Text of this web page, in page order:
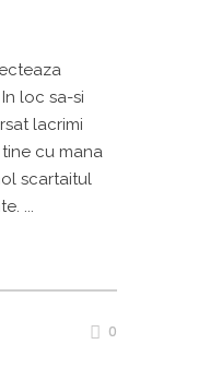
loc sa-si
lacrimi
cu mana
scartaitul
0